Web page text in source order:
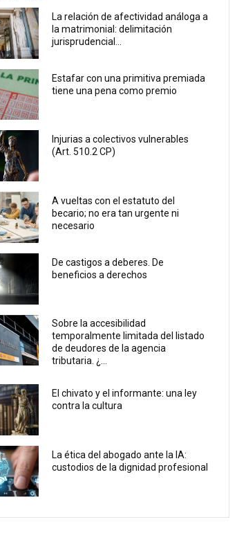
La relación de afectividad análoga a
la matrimonial: delimitación
jurisprudencial...
Estafar con una primitiva premiada
tiene una pena como premio
Injurias a colectivos vulnerables
(Art. 510.2 CP)
A vueltas con el estatuto del
becario; no era tan urgente ni
necesario
De castigos a deberes. De
beneficios a derechos
Sobre la accesibilidad
temporalmente limitada del listado
de deudores de la agencia
tributaria. ¿...
El chivato y el informante: una ley
contra la cultura
La ética del abogado ante la IA:
custodios de la dignidad profesional